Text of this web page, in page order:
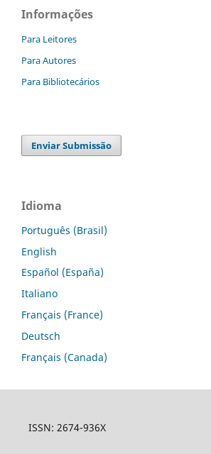
Informações
Para Leitores
Para Autores
Para Bibliotecários
Enviar Submissão
Idioma
Português (Brasil)
English
Español (España)
Italiano
Français (France)
Deutsch
Français (Canada)
ISSN: 2674-936X